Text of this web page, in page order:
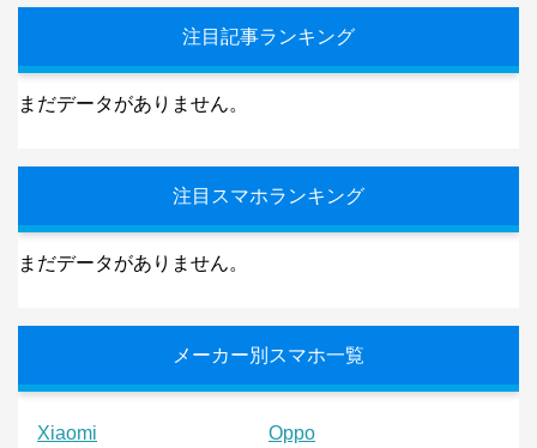
注目記事ランキング
まだデータがありません。
注目スマホランキング
まだデータがありません。
メーカー別スマホ一覧
Xiaomi
Oppo